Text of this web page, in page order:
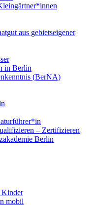
aus gebietseigener
in Berlin
(BerNA)
– Zertifizieren
Berlin
Kinder
mobil